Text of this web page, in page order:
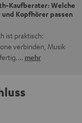
Kaufberater: Welche
und Kopfhörer passen
ist praktisch:
verbinden, Musik
mehr